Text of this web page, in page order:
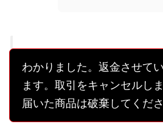
わかりました。返金させて
ます。取引をキャンセルし
届いた商品は破棄してくださ